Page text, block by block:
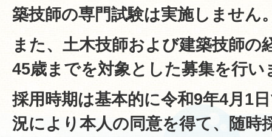
築技師の専門試験は実施しません
また、土木技師および建築技師の
45歳までを対象とした募集を行い
採用時期は基本的に令和9年4月1
況により本人の同意を得て、随時